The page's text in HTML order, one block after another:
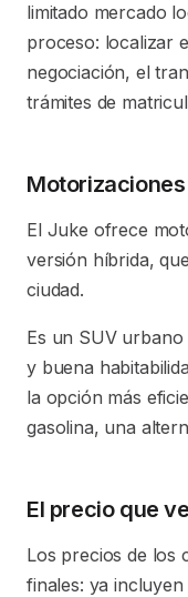
limitado mercado
proceso: localizar
negociación, el
trámites de
El Juke ofrece
versión híbrida,
ciudad.
Es un SUV
y buena
la opción más
gasolina, una
El precio que
Los precios de los
finales: ya